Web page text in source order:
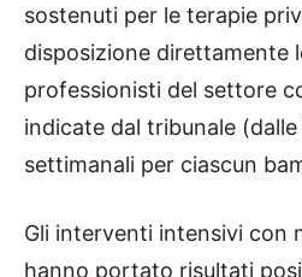
sostenuti per le terapie
disposizione direttamente
professionisti del settore
indicate dal tribunale
settimanali per ciascun
Gli interventi intensivi con
hanno portato risultati